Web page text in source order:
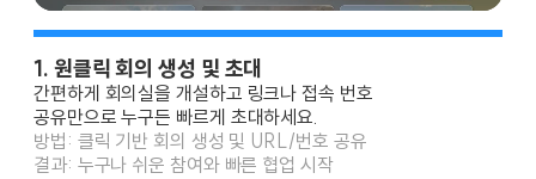
1. 원클릭 회의 생성 및 초대
간편하게 회의실을 개설하고 링크나 접속 번호
공유만으로 누구든 빠르게 초대하세요.
방법: 클릭 기반 회의 생성 및 URL/번호 공유
결과: 누구나 쉬운 참여와 빠른 협업 시작